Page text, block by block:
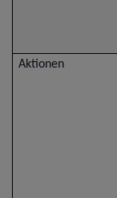
Aktionen